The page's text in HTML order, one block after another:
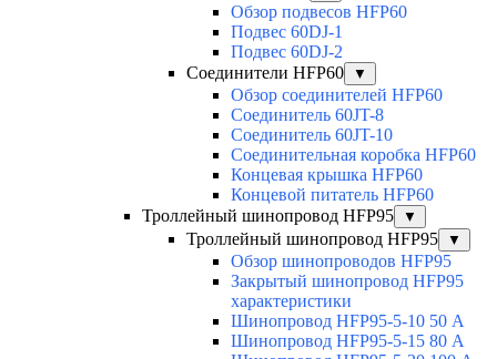
Обзор подвесов HFP60
Подвес 60DJ-1
Подвес 60DJ-2
Соединители HFP60
▼
Обзор соединителей HFP60
Соединитель 60JT-8
Соединитель 60JT-10
Соединительная коробка HFP60
Концевая крышка HFP60
Концевой питатель HFP60
Троллейный шинопровод HFP95
▼
Троллейный шинопровод HFP95 ▼
Обзор шинопроводов HFP95
Закрытый шинопровод HFP95
характеристики
Шинопровод HFP95-5-10 50 А
Шинопровод HFP95-5-15 80 А